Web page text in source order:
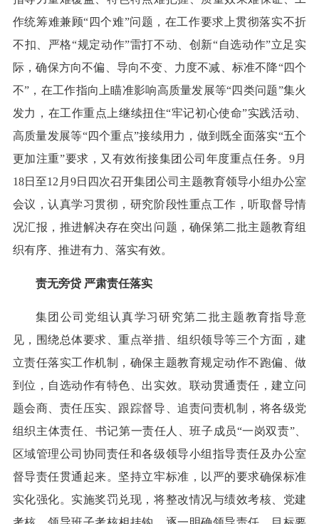
作统筹难兼顾“四个难”问题，在工作要求上贯彻落实不折
不扣、严格“规定动作”雷打不动、创新“自选动作”立足实
际，确保方向不偏、导向不变、力度不减、标准不降“四个
不”，在工作指向上瞄准影响高质量发展等“四类问题”集火
发力，在工作重点上继续扭住“牢记初心使命”实践活动、
高质量发展等“四个重点”接续用力，做到既全面落实“五个
更加注重”要求，又有效衔接集团公司年度重点任务。9月
18日至12月9日四次召开集团公司主题教育领导小组办公室
会议，认真学习贯彻，研究阶段性重点工作，听取督导情
况汇报，推进解决存在突出问题，确保第二批主题教育组
织有序、推进有力、落实有效。
责无旁贷 严肃责任落实
集团公司党组认真学习研究第二批主题教育指导意
见，围绕总体要求、重点举措、组织领导等三个方面，建
立责任落实工作机制，确保主题教育规定动作不跑偏、做
到位，自选动作有特色、出实效。联动贯通责任，建立问
题会商、责任压实、跟踪督导、追责问责机制，将各级党
组织主体责任、书记第一责任人、班子成员“一岗双责”、
区域管理公司协同责任和各级领导小组指导责任及办公室
督导责任贯通起来。坚持立牢标准，以严的要求确保标准
实化强化。实施奖罚兑现，将整改情况与绩效考核、党建